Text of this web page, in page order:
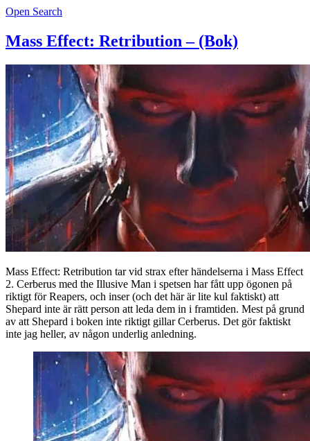
Open Search
Mass Effect: Retribution – (Bok)
Mass Effect: Retribution tar vid strax efter händelserna i Mass Effect
2. Cerberus med the Illusive Man i spetsen har fått upp ögonen på
riktigt för Reapers, och inser (och det här är lite kul faktiskt) att
Shepard inte är rätt person att leda dem in i framtiden. Mest på grund
av att Shepard i boken inte riktigt gillar Cerberus. Det gör faktiskt
inte jag heller, av någon underlig anledning.